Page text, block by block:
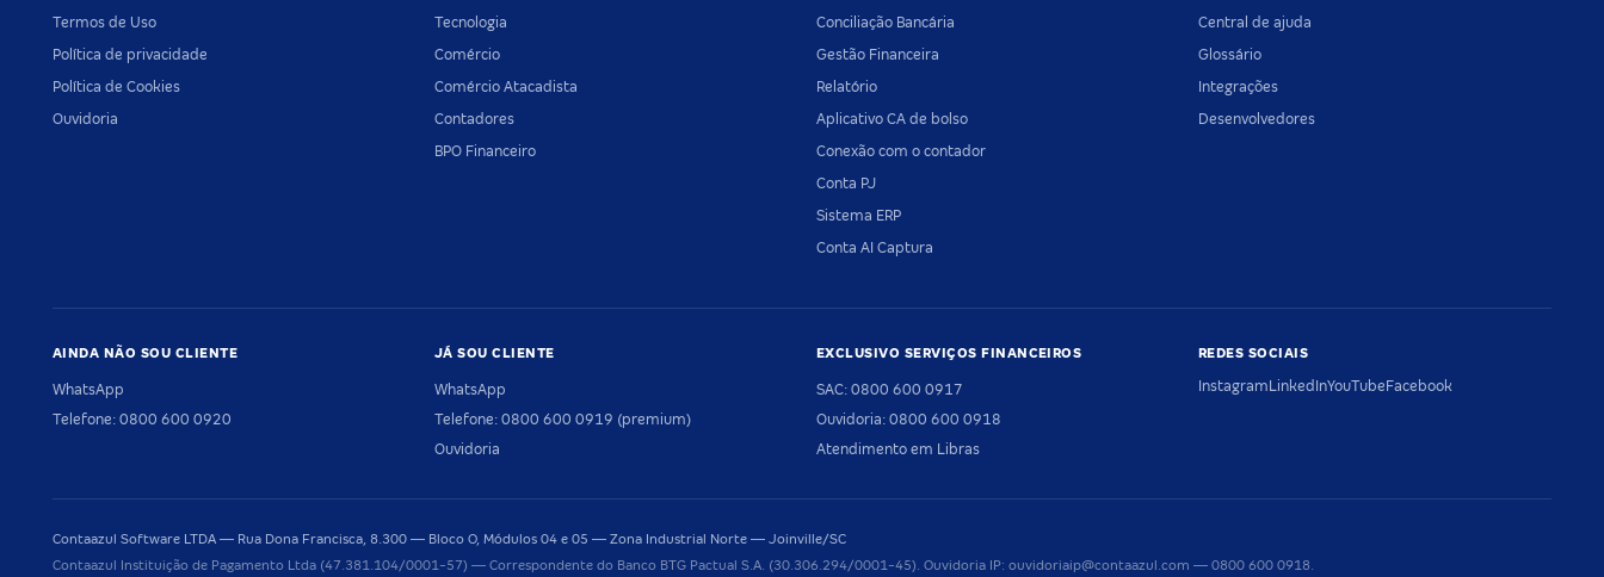
Termos de Uso
Política de privacidade
Política de Cookies
Ouvidoria
Tecnologia
Comércio
Comércio Atacadista
Contadores
BPO Financeiro
Conciliação Bancária
Gestão Financeira
Relatório
Aplicativo CA de bolso
Conexão com o contador
Conta PJ
Sistema ERP
Conta AI Captura
Central de ajuda
Glossário
Integrações
Desenvolvedores
AINDA NÃO SOU CLIENTE
WhatsApp
Telefone: 0800 600 0920
JÁ SOU CLIENTE
WhatsApp
Telefone: 0800 600 0919 (premium)
Ouvidoria
EXCLUSIVO SERVIÇOS FINANCEIROS
SAC: 0800 600 0917
Ouvidoria: 0800 600 0918
Atendimento em Libras
REDES SOCIAIS
InstagramLinkedInYouTubeFacebook
Contaazul Software LTDA — Rua Dona Francisca, 8.300 — Bloco O, Módulos 04 e 05 — Zona Industrial Norte — Joinville/SC
Contaazul Instituição de Pagamento Ltda (47.381.104/0001-57) — Correspondente do Banco BTG Pactual S.A. (30.306.294/0001-45). Ouvidoria IP: ouvidoriaip@contaazul.com — 0800 600 0918.